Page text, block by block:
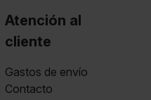
Atención al
cliente
Gastos de envío
Contacto